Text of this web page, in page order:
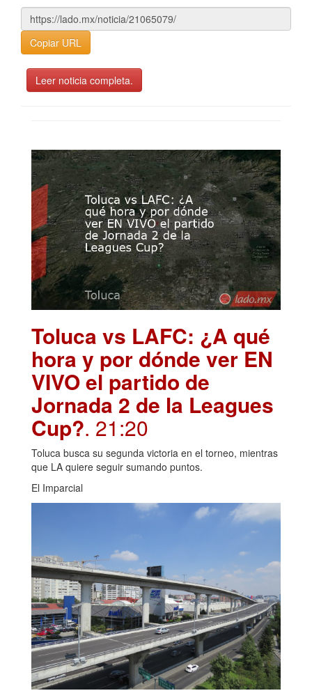
Copiar URL
Leer noticia completa.
Toluca vs LAFC: ¿A qué
hora y por dónde ver EN
VIVO el partido de
Jornada 2 de la Leagues
Cup?. 21:20
Toluca busca su segunda victoria en el torneo, mientras
que LA quiere seguir sumando puntos.
El Imparcial